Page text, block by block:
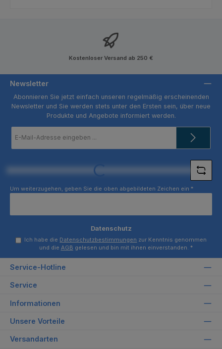
Kostenloser Versand ab 250 €
Newsletter
Abonnieren Sie jetzt einfach unseren regelmäßig erscheinenden
Newsletter und Sie werden stets unter den Ersten sein, über neue
Produkte und Angebote informiert werden.
Mail-
Loading...
Um weiterzugehen, geben Sie die oben abgebildeten Zeichen ein *
Datenschutz
Ich habe die Datenschutzbestimmungen zur Kenntnis genommen
und die AGB gelesen und bin mit ihnen einverstanden. *
Service-Hotline
Service
Informationen
Unsere Vorteile
Versandarten